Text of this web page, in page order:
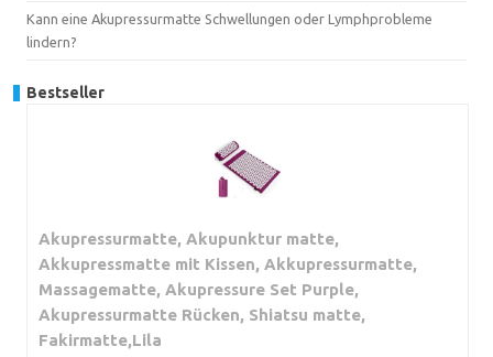
Kann eine Akupressurmatte Schwellungen oder Lymphprobleme
lindern?
Bestseller
Akupressurmatte, Akupunktur matte,
Akkupressmatte mit Kissen, Akkupressurmatte,
Massagematte, Akupressure Set Purple,
Akupressurmatte Rücken, Shiatsu matte,
Fakirmatte,Lila